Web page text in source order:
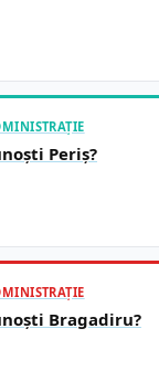
Periș?
Bragadiru?